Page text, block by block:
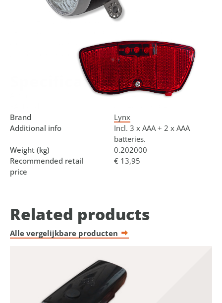
Lynx light set, consisting of a Retro front light with 3 super
bright LED's and a reflector rear light with 3 super bright
carrier mount of width 80 mm. THe set will be delivered on
a neat hanging card.
Specificaties
429241
Brand
Lynx
Additional info
Incl. 3 x AAA + 2 x AAA
batteries.
Weight (kg)
0.202000
Recommended retail
price
€ 13,95
Related products
Alle vergelijkbare producten